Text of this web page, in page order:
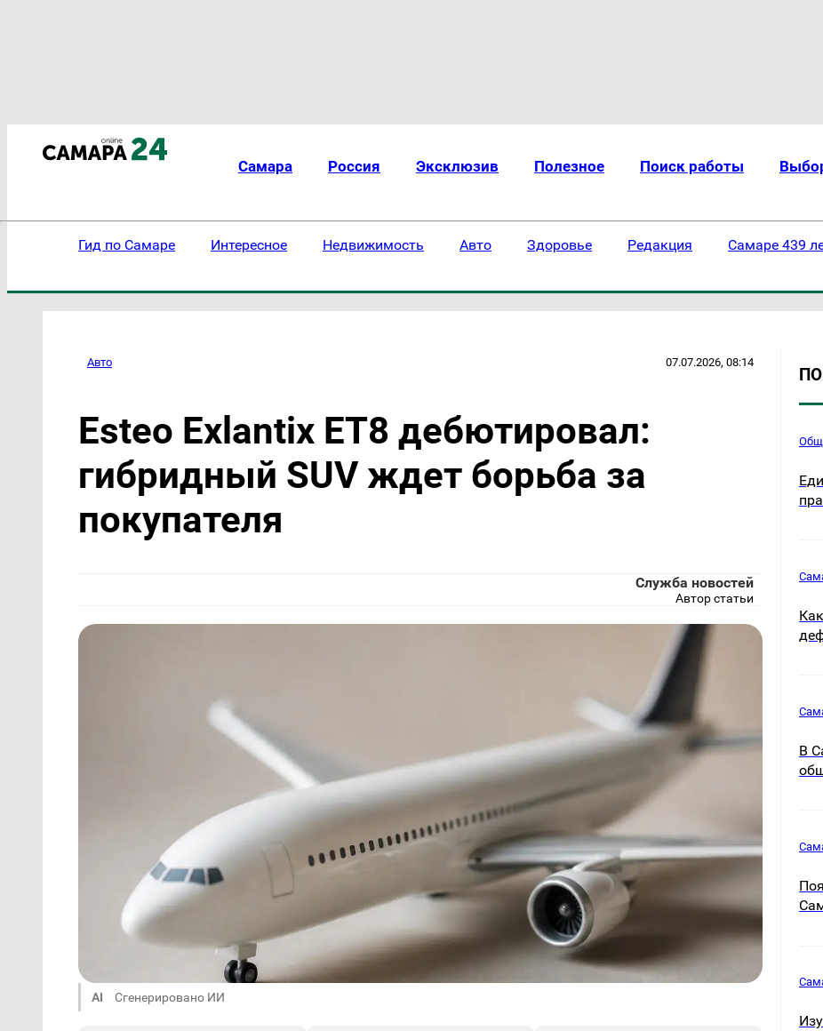
Самара Россия Эксклюзив Полезное Поиск работы
Гид по Самаре Интересное Недвижимость Авто Здоровье Редакция Самаре 439
Авто 07.07.2026, 08:14
Esteo Exlantix ET8 дебютировал:
гибридный SUV ждет борьба за
покупателя
Служба новостей
Автор статьи
AI Сгенерировано ИИ
В